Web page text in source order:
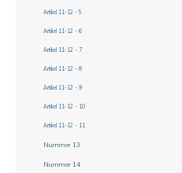
Artikel 11-12 - 5
Artikel 11-12 - 6
Artikel 11-12 - 7
Artikel 11-12 - 8
Artikel 11-12 - 9
Artikel 11-12 - 10
Artikel 11-12 - 11
Nummer 13
Nummer 14